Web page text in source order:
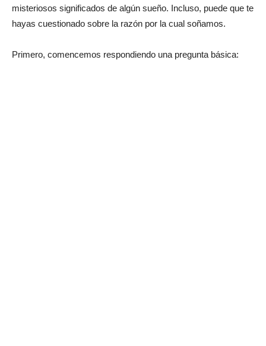
misteriosos significados de algún sueño. Incluso, puede que te
hayas cuestionado sobre la razón por la cual soñamos.
Primero, comencemos respondiendo una pregunta básica: